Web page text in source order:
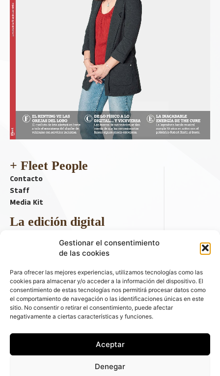
Gestionar el consentimiento
de las cookies
Para ofrecer las mejores experiencias, utilizamos tecnologías como las
cookies para almacenar y/o acceder a la información del dispositivo. El
consentimiento de estas tecnologías nos permitirá procesar datos como
el comportamiento de navegación o las identificaciones únicas en este
sitio. No consentir o retirar el consentimiento, puede afectar
negativamente a ciertas características y funciones.
Aceptar
Denegar
+ Fleet People
Contacto
Staff
Media Kit
La edición digital
Descargar último ejemplar
ir a hemeroteca
+ Contenido en redes sociales
automóviles - C/ Fernández de la Hoz 70, 1ºB - 28003 - Madrid